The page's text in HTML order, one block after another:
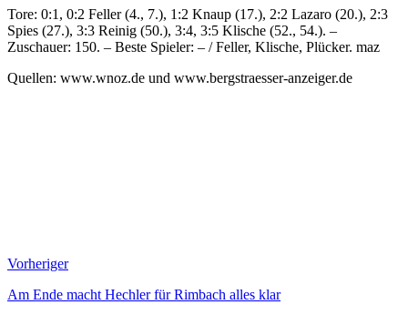
Tore: 0:1, 0:2 Feller (4., 7.), 1:2 Knaup (17.), 2:2 Lazaro (20.), 2:3
Spies (27.), 3:3 Reinig (50.), 3:4, 3:5 Klische (52., 54.). –
Zuschauer: 150. – Beste Spieler: – / Feller, Klische, Plücker. maz
Quellen: www.wnoz.de und www.bergstraesser-anzeiger.de
Vorheriger
Am Ende macht Hechler für Rimbach alles klar